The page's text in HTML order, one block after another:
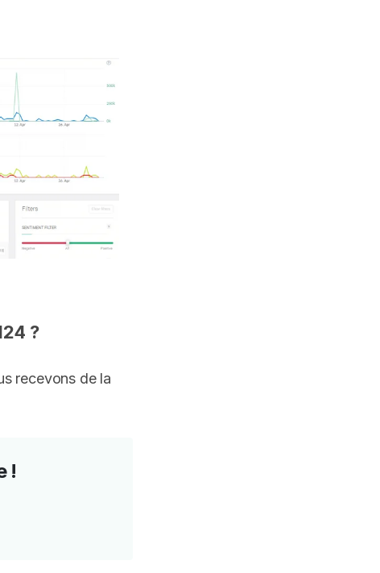
?
recevons de la
!